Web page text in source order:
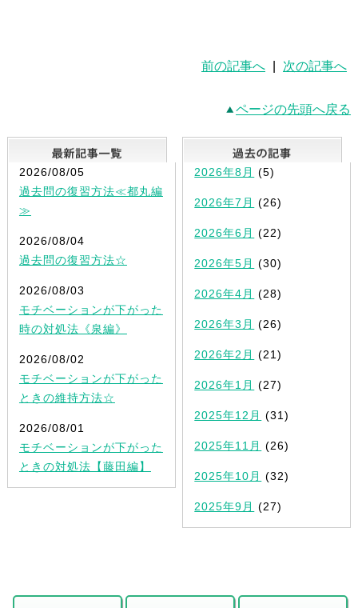
前の記事へ 次の記事へ
ページの先頭へ戻る
最新記事一覧
2026/08/05
過去問の復習方法≪都丸編
≫
2026/08/04
過去問の復習方法☆
2026/08/03
モチベーションが下がった
時の対処法《泉編》
2026/08/02
モチベーションが下がった
ときの維持方法☆
2026/08/01
モチベーションが下がった
ときの対処法【藤田編】
2026年8月 (5)
2026年7月 (26)
2026年6月 (22)
2026年5月 (30)
2026年4月 (28)
2026年3月 (26)
2026年2月 (21)
2026年1月 (27)
2025年12月 (31)
2025年11月 (26)
2025年10月 (32)
2025年9月 (27)